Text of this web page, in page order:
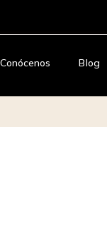
Conócenos Blog